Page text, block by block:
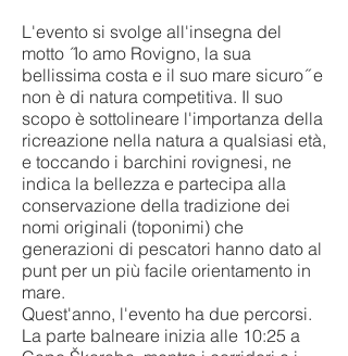
L'evento si svolge all'insegna del
motto ˝Io amo Rovigno, la sua
bellissima costa e il suo mare sicuro˝ e
non è di natura competitiva. Il suo
scopo è sottolineare l'importanza della
ricreazione nella natura a qualsiasi età,
e toccando i barchini rovignesi, ne
indica la bellezza e partecipa alla
conservazione della tradizione dei
nomi originali (toponimi) che
generazioni di pescatori hanno dato al
punt per un più facile orientamento in
mare.
Quest'anno, l'evento ha due percorsi.
La parte balneare inizia alle 10:25 a